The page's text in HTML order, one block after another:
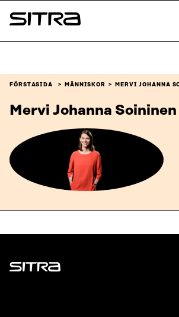
Skip to
content
Sitra
FÖRSTASIDA MÄNNISKOR MERVI JOHANNA
Mervi Johanna Soininen
Sitra